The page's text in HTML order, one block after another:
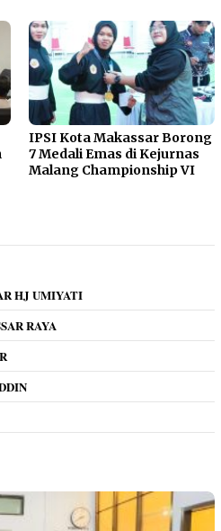
IPSI Kota Makassar Borong
7 Medali Emas di Kejurnas
Malang Championship VI
HJ UMIYATI
RAYA